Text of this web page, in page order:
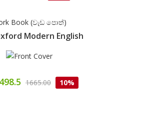
Book (වැඩ පොත්)
Modern English
1665.00 10%